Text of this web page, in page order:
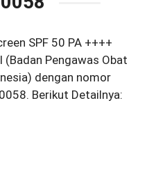
SPF 50 PA ++++
Pengawas Obat
dengan nomor
Berikut Detailnya: